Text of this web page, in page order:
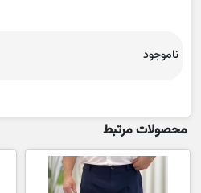
ناموجود
محصولات مرتبط